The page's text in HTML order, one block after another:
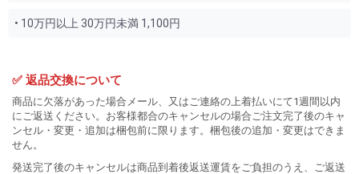
• 10万円以上 30万円未満 1,100円
✅ 返品交換について
商品に欠落があった場合メール、又はご連絡の上着払いにて1週間以内
にご返送ください。お客様都合のキャンセルの場合ご注文完了後のキャ
ンセル・変更・追加は梱包前に限ります。梱包後の追加・変更はできま
せん。
発送完了後のキャンセルは商品到着後返送運賃をご負担のうえ、ご返送